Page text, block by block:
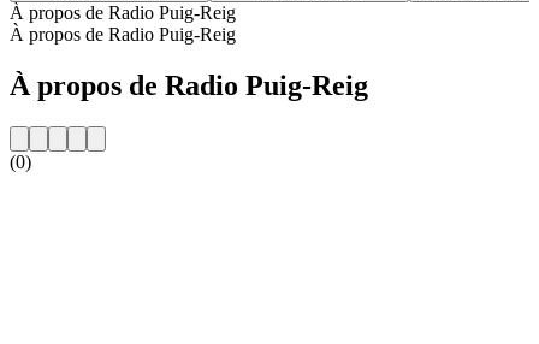
À propos de Radio Puig-Reig
À propos de Radio Puig-Reig
À propos de Radio Puig-Reig
(0)